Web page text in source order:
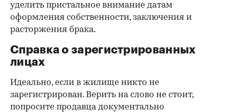
уделить пристальное внимание датам
оформления собственности, заключения и
расторжения брака.
Справка о зарегистрированных
лицах
Идеально, если в жилище никто не
зарегистрирован. Верить на слово не стоит,
попросите продавца документально